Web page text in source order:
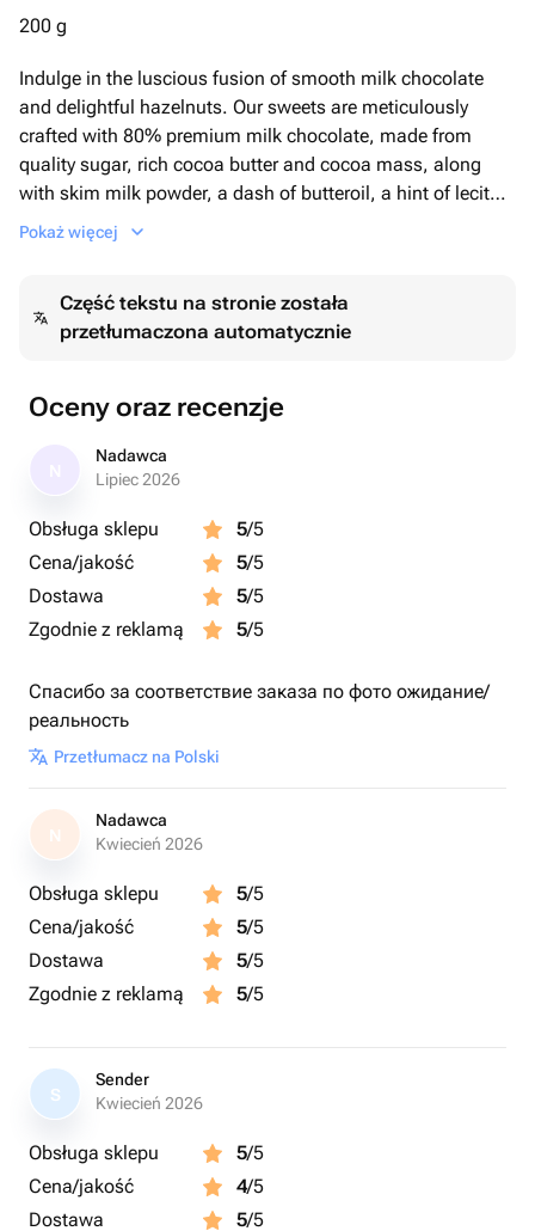
200 g
Indulge in the luscious fusion of smooth milk chocolate
and delightful hazelnuts. Our sweets are meticulously
crafted with 80% premium milk chocolate, made from
quality sugar, rich cocoa butter and cocoa mass, along
with skim milk powder, a dash of butteroil, a hint of lecithin
and a burst of delectable vanillin. Blended perfectly with
indulgence perfect for any chocolate connoisseur.
Pokaż więcej
Część tekstu na stronie została
przetłumaczona automatycznie
Oceny oraz recenzje
Nadawca
Lipiec 2026
Obsługa sklepu 5/5
Cena/jakość
5/5
Dostawa
5/5
Zgodnie z reklamą
5/5
Спасибо за соответствие заказа по фото ожидание/
реальность
Przetłumacz na Polski
N
Nadawca
Kwiecień 2026
Obsługa sklepu 5/5
Cena/jakość
5/5
Dostawa
5/5
Zgodnie z reklamą
5/5
S
Sender
Kwiecień 2026
Obsługa sklepu 5/5
Cena/jakość
4/5
Dostawa
5/5